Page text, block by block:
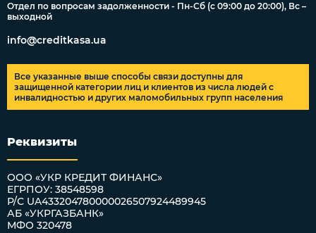
Отдел по вопросам задолженности - Пн-Сб (с 09:00 до 20:00), Вс –
выходной
info@creditkasa.ua
Все указанные выше способы связи доступны для
защищенной категории лиц и клиентов из числа людей с
инвалидностью и других маломобильных групп населения
Реквизиты
ООО «УКР КРЕДИТ ФИНАНС»
ЕГРПОУ: 38548598
Р/С UA433204780000026507924489945
АБ «УКРГАЗБАНК»
МФО 320478